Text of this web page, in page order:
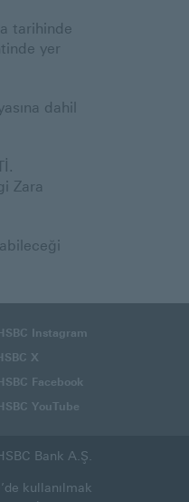
tarihinde
yer
dahil
Zara
HSBC Instagram
X
HSBC Facebook
açılacaktır)
HSBC YouTube
Bank A.Ş.
kullanılmak